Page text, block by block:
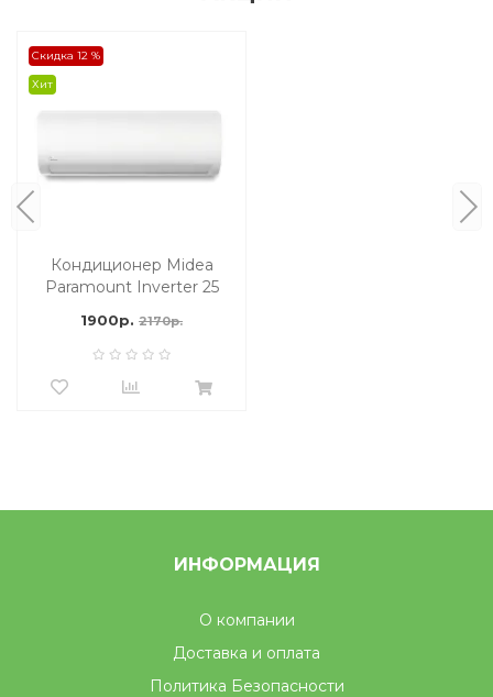
Скидка 12 %
Хит
Кондиционер Midea
Paramount Inverter 25
1900р. 2170р.
ИНФОРМАЦИЯ
О компании
Доставка и оплата
Политика Безопасности